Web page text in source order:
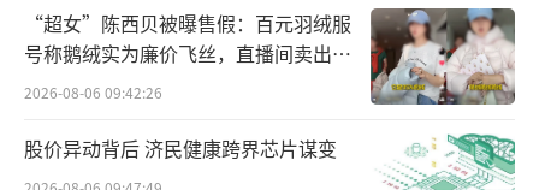
而在这些新渠道上，李锦记在转型的路上
已经跑出了一些成绩。相关报道提到，2024
年，李锦记在京东超市、猫超、社区团购、生
鲜电商以及盒马、山姆、麦德龙等渠道均有较
“超女”陈西贝被曝售假：百元羽绒服
号称鹅绒实为廉价飞丝，直播间卖出超
百万元
2026-08-06 09:42:26
股价异动背后 济民健康跨界芯片谋变